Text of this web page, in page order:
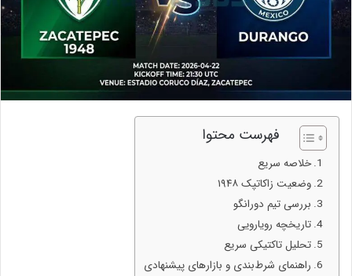
فهرست محتوا
خلاصه سریع
وضعیت زاکاتپک ۱۹۴۸
بررسی تیم دورانگو
تاریخچه رویارویی
تحلیل تاکتیکی سریع
راهنمای شرط‌بندی و بازارهای پیشنهادی